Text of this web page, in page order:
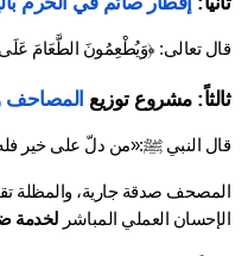
تعالى: ﴿وَيُطْعِمُونَ الطَّعَامَ عَلَى حُبِّهِ
مشروع توزيع المصاحف
النبي ﷺ:«من دلّ على خير فله
العملي المباشر لخدمة